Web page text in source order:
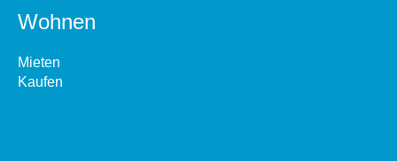
Wohnen
Mieten
Kaufen